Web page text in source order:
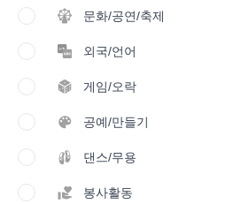
문화/공연/축제
외국/언어
게임/오락
공예/만들기
댄스/무용
봉사활동